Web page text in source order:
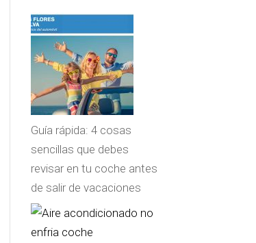
Guía rápida: 4 cosas
sencillas que debes
revisar en tu coche antes
de salir de vacaciones